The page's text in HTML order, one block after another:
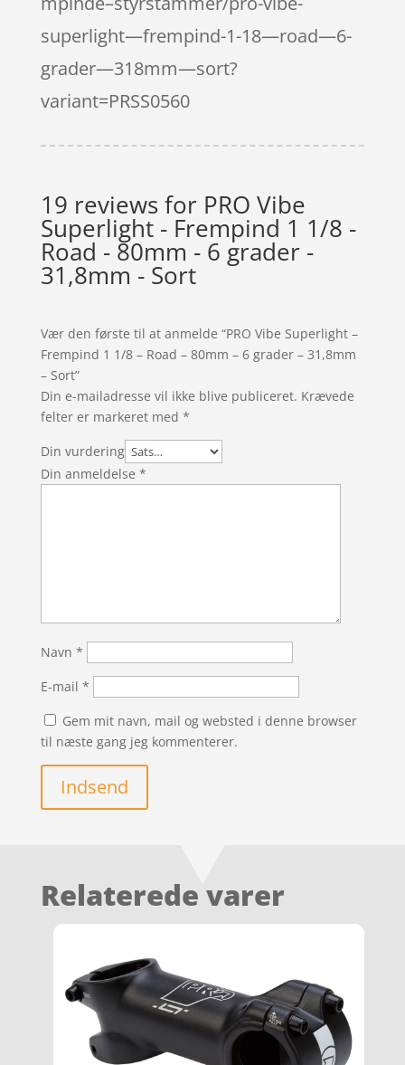
superlight—frempind-1-18—road—6-
grader—318mm—sort?
variant=PRSS0560
19 reviews for PRO Vibe
Superlight - Frempind 1 1/8 -
Road - 80mm - 6 grader -
31,8mm - Sort
Vær den første til at anmelde “PRO Vibe Superlight –
Frempind 1 1/8 – Road – 80mm – 6 grader – 31,8mm
– Sort”
Din e-mailadresse vil ikke blive publiceret. Krævede
felter er markeret med *
Din vurdering
Din anmeldelse *
Navn *
E-mail *
Gem mit navn, mail og websted i denne browser
til næste gang jeg kommenterer.
Indsend
Relaterede varer